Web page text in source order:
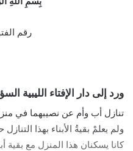
رقم
ورد إلى دار الإفتاء الليبية
تنازل أب وأم عن نصيبهما في منزلِ
ولم يعلمْ بقيةُ الأبناء بهذا
كانا يسكنان هذا المنزل مع بقية